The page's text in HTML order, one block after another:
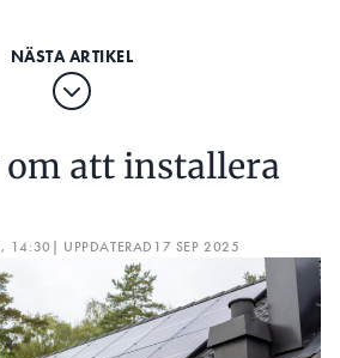
att installera
14:30 | UPPDATERAD 17 SEP 2025